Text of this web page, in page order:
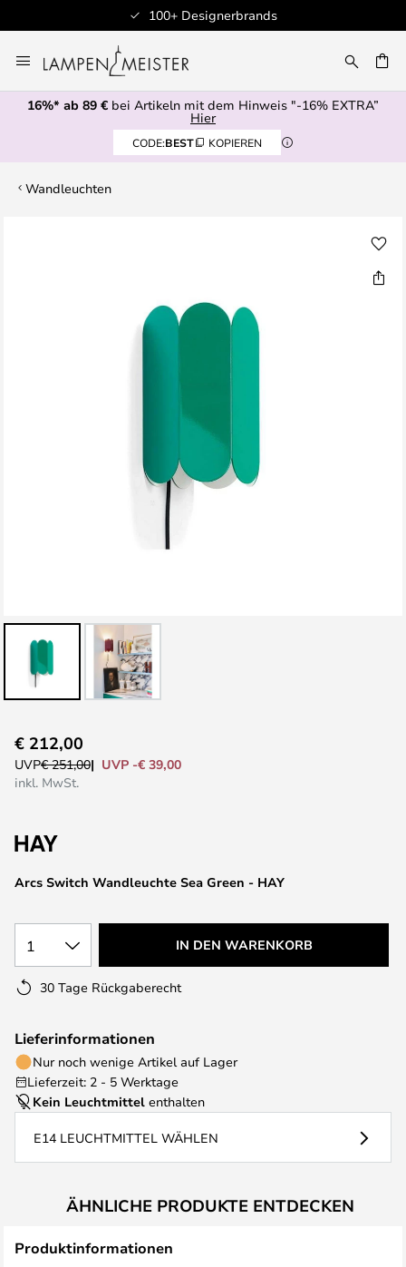
100+ Designerbrands
Inhalt
springen
16%* ab 89 € bei Artikeln mit dem Hinweis "-16% EXTRA”
Hier
CODE:BEST KOPIEREN
Wandleuchten
Anfang
der
Arcs Switch Wandleuchte Sea Green - HAY
€ 212,00
UVP€ 251,00
UVP -€ 39,00
inkl. MwSt.
1 IN DEN WARENKORB
30 Tage Rückgaberecht
Lieferinformationen
Nur noch wenige Artikel auf Lager
Lieferzeit: 2 - 5 Werktage
Kein Leuchtmittel enthalten
E14 LEUCHTMITTEL WÄHLEN
ÄHNLICHE PRODUKTE ENTDECKEN
Produktinformationen